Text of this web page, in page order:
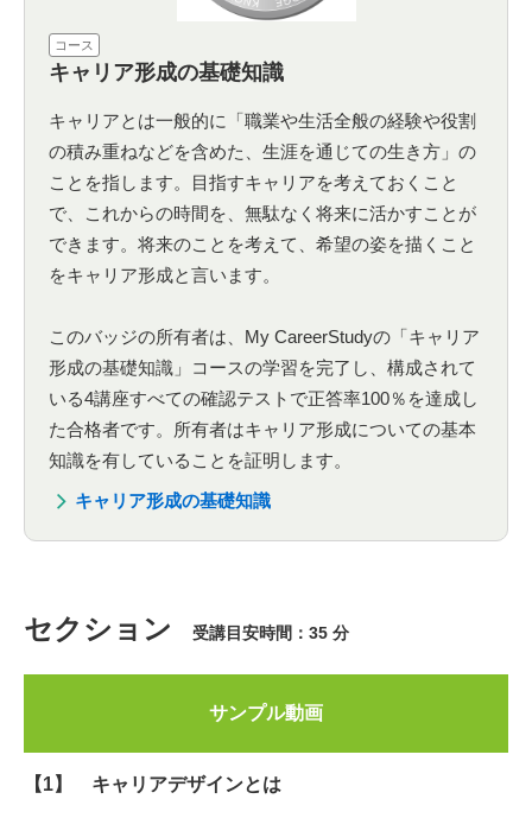
コース
キャリア形成の基礎知識
キャリアとは一般的に「職業や生活全般の経験や役割
の積み重ねなどを含めた、生涯を通じての生き方」の
ことを指します。目指すキャリアを考えておくこと
で、これからの時間を、無駄なく将来に活かすことが
できます。将来のことを考えて、希望の姿を描くこと
をキャリア形成と言います。
このバッジの所有者は、My CareerStudyの「キャリア
形成の基礎知識」コースの学習を完了し、構成されて
いる4講座すべての確認テストで正答率100％を達成し
た合格者です。所有者はキャリア形成についての基本
知識を有していることを証明します。
キャリア形成の基礎知識
セクション 受講目安時間：35 分
サンプル動画
【1】 キャリアデザインとは